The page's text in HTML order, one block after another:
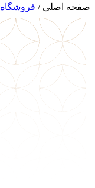
صفحه اصلی / فروشگاه